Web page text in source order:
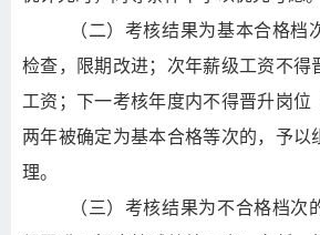
（二）考核结果为基本合格档
检查，限期改进；次年薪级工资不得
工资；下一考核年度内不得晋升岗位
两年被确定为基本合格等次的，予以
理。
（三）考核结果为不合格档次